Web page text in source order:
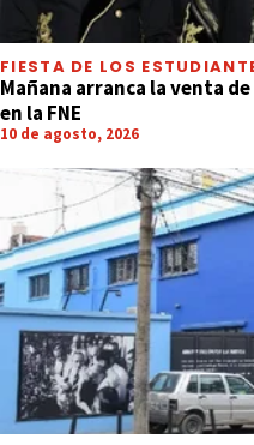
FIESTA DE LOS
Mañana arranca la venta
en la FNE
10 de agosto, 2026